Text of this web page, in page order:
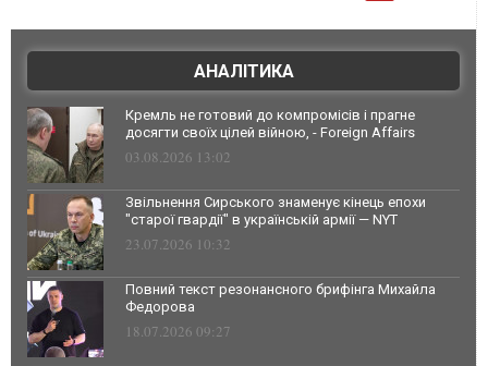
АНАЛІТИКА
Кремль не готовий до компромісів і прагне
досягти своїх цілей війною, - Foreign Affairs
03.08.2026 13:02
Звільнення Сирського знаменує кінець епохи
"старої гвардії" в українській армії — NYT
23.07.2026 10:32
Повний текст резонансного брифінга Михайла
Федорова
18.07.2026 09:27